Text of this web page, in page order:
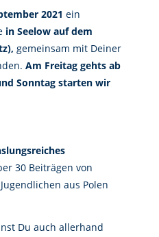
2021 ein
in Seelow auf dem
gemeinsam mit Deiner
Am Freitag gehts ab
Sonntag starten wir
30 Beiträgen von
aus Polen
Du auch allerhand